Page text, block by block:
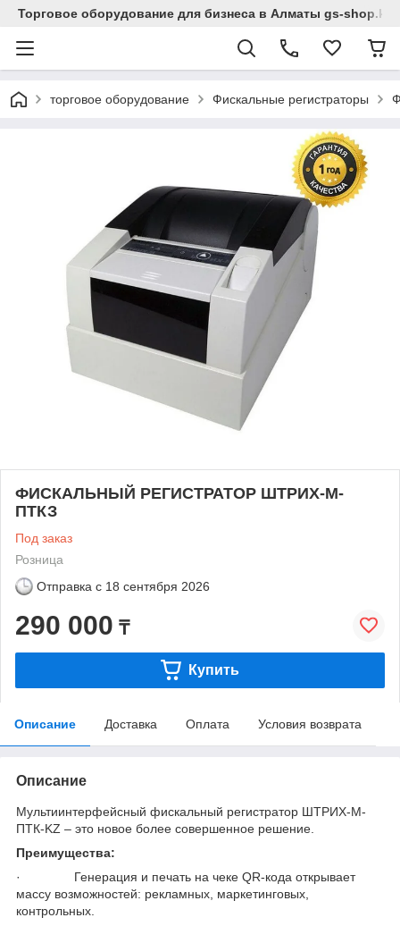
Торговое оборудование для бизнеса в Алматы gs-shop.kz
торговое оборудование Фискальные регистраторы
ФИСКАЛЬНЫЙ РЕГИСТРАТОР ШТРИХ-М-
ПТКЗ
Под заказ
Розница
Отправка с 18 сентября 2026
290 000 ₸
Купить
Описание Доставка Оплата Условия возврата
Описание
Мультиинтерфейсный фискальный регистратор ШТРИХ-М-
ПТК-KZ – это новое более совершенное решение.
Преимущества:
· Генерация и печать на чеке QR-кода открывает
массу возможностей: рекламных, маркетинговых,
контрольных.